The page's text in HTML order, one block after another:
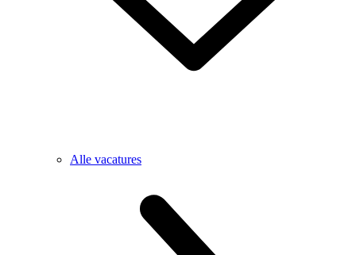
Alle vacatures